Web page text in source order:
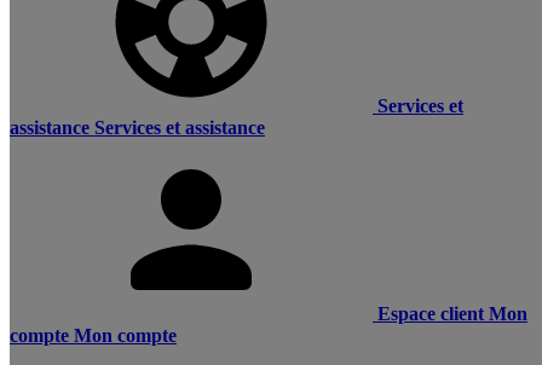
Services et
assistance Services et assistance
Espace client Mon
compte Mon compte